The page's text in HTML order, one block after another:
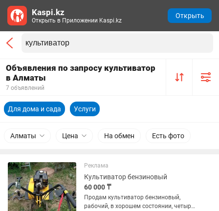
Объявления по запросу культиватор
в Алматы
7 объявлений
Для дома и сада Услуги
Алматы Цена На обмен Есть фото
Реклама
Культиватор бензиновый
60 000 ₸
Продам культиватор бензиновый,
рабочий, в хорошем состоянии, четыре
Kaspi.kz
Открыть в Приложении Kaspi.kz
Открыть